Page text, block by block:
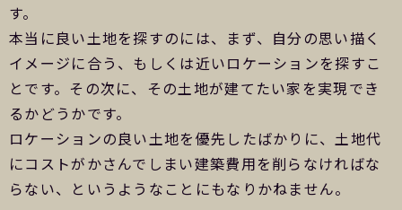
す。
本当に良い土地を探すのには、まず、自分の思い描く
イメージに合う、もしくは近いロケーションを探すこ
とです。その次に、その土地が建てたい家を実現でき
るかどうかです。
ロケーションの良い土地を優先したばかりに、土地代
にコストがかさんでしまい建築費用を削らなければな
らない、というようなことにもなりかねません。